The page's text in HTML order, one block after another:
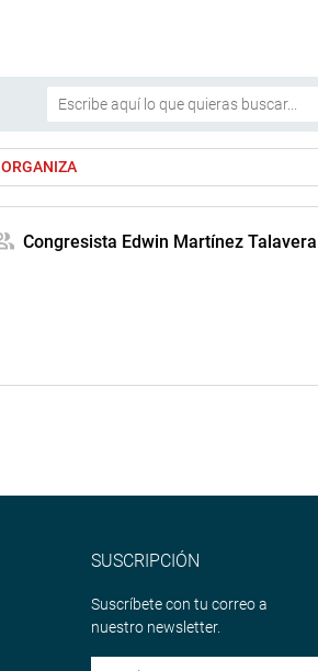
ORGANIZA
Congresista Edwin Martínez Talavera
SUSCRIPCIÓN
Suscríbete con tu correo a
nuestro newsletter.